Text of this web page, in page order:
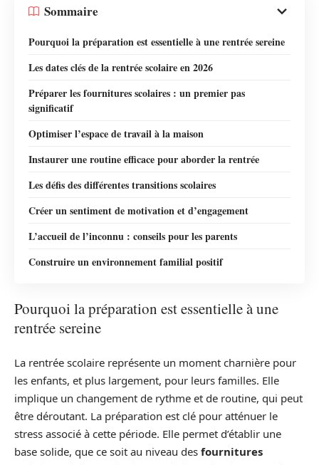
Sommaire
Pourquoi la préparation est essentielle à une rentrée sereine
Les dates clés de la rentrée scolaire en 2026
Préparer les fournitures scolaires : un premier pas
significatif
Optimiser l’espace de travail à la maison
Instaurer une routine efficace pour aborder la rentrée
Les défis des différentes transitions scolaires
Créer un sentiment de motivation et d’engagement
L’accueil de l’inconnu : conseils pour les parents
Construire un environnement familial positif
Pourquoi la préparation est essentielle à une
rentrée sereine
La rentrée scolaire représente un moment charnière pour
les enfants, et plus largement, pour leurs familles. Elle
implique un changement de rythme et de routine, qui peut
être déroutant. La préparation est clé pour atténuer le
stress associé à cette période. Elle permet d’établir une
base solide, que ce soit au niveau des fournitures